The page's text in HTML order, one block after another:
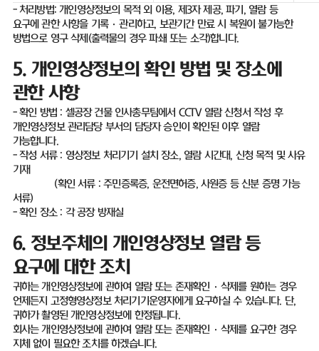
-처리방법:개인영상정보의 목적 외 이용, 제 3자 제공,파기 , 열람 등
요구에 관한 사항을 기록·관리하고, 보관기간 만료 시 복원이 불가능한
방법으로 영구 삭제 (출력물의 경우 파쇄 또는 소각)합니다.
5. 개인영상정보의 확인 방법 및 장소에
관한 사항
-확인 방법 : 셀공장 건물 인사총무팀에서 CCTV 열람 신청서 작성 후
개인영상정보 관리담당 부서의 담당자 승인이 확인된 이후 열람
가능합니다.
-작성 서류: 영상정보 처리기기 설치 장소, 열람 시간대, 신청 목적 및 사유
기재
(확인 서류 :주민증록증, 운전면허증, 사원증 등 신분 증명 가능
서류)
-확인 장소 : 각 공장 방재실
6. 정보주체의 개인영상정보 열람 등
요구에 대한 조치
귀하는 개인영상정보에 관하여 열람 또는 존재확인 · 삭제를 원하는 경우
언제든지 고정형영상정보 처리기기운영자에게 요구하실 수 있습니다. 단,
귀하가 촬영된 개인영상정보에 한정됩니다.
회사는 개인영상정보에 관하여 열람 또는 존재확인 · 삭제를 요구한 경우
지체 없이 필요한 조치를 하겠습니다.